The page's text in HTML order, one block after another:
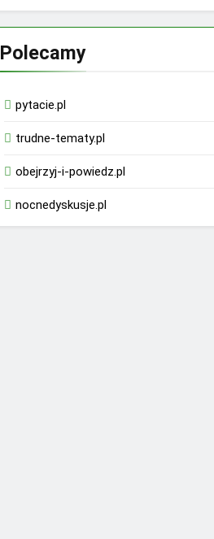
Polecamy
pytacie.pl
trudne-tematy.pl
obejrzyj-i-powiedz.pl
nocnedyskusje.pl